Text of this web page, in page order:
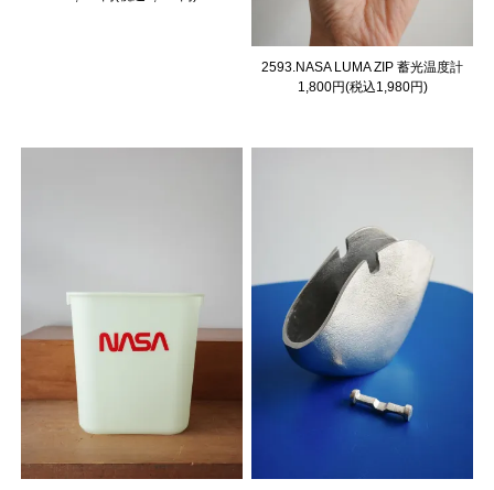
2593.NASA LUMA ZIP 蓄光温度計
1,800円(税込1,980円)